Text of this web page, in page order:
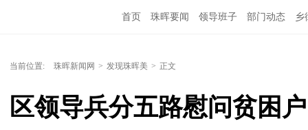
首页 珠晖要闻 领导班子 部门动态 乡
当前位置: 珠晖新闻网 > 发现珠晖美 > 正文
区领导兵分五路慰问贫困户